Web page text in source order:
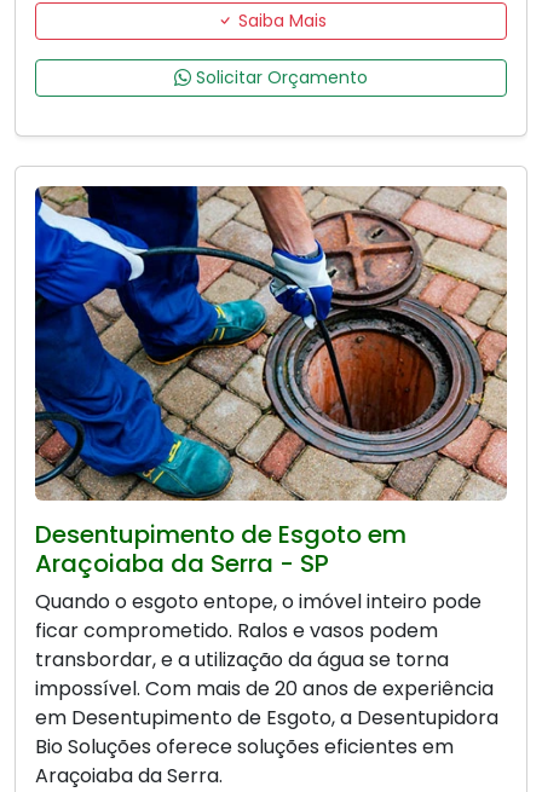
Saiba Mais
Solicitar Orçamento
Desentupimento de Esgoto em
Araçoiaba da Serra - SP
Quando o esgoto entope, o imóvel inteiro pode
ficar comprometido. Ralos e vasos podem
transbordar, e a utilização da água se torna
impossível. Com mais de 20 anos de experiência
em Desentupimento de Esgoto, a Desentupidora
Bio Soluções oferece soluções eficientes em
Araçoiaba da Serra.